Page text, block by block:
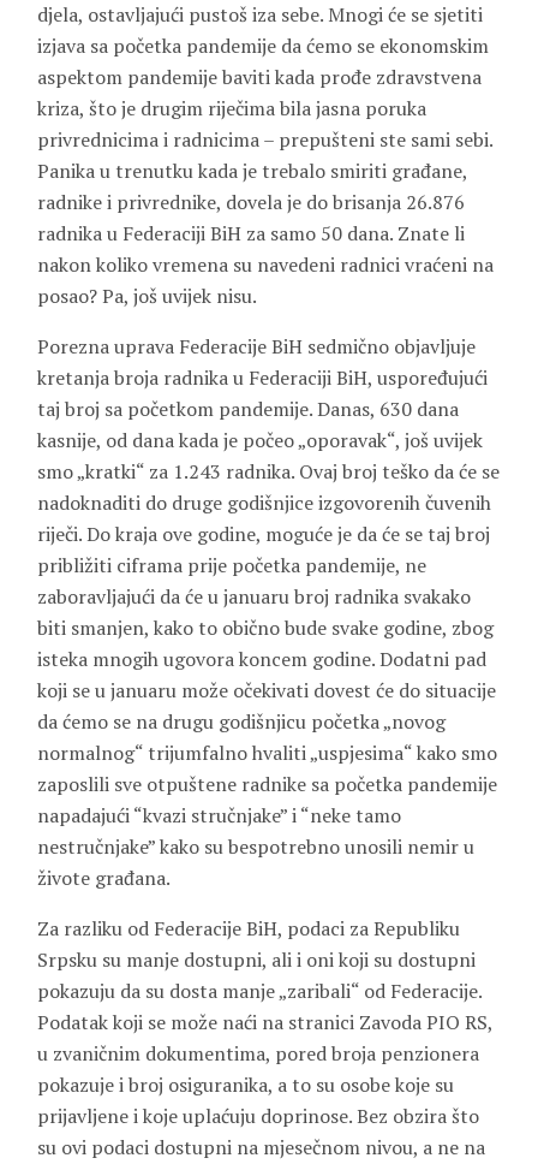
djela, ostavljajući pustoš iza sebe. Mnogi će se sjetiti
izjava sa početka pandemije da ćemo se ekonomskim
aspektom pandemije baviti kada prođe zdravstvena
kriza, što je drugim riječima bila jasna poruka
privrednicima i radnicima – prepušteni ste sami sebi.
Panika u trenutku kada je trebalo smiriti građane,
radnike i privrednike, dovela je do brisanja 26.876
radnika u Federaciji BiH za samo 50 dana. Znate li
nakon koliko vremena su navedeni radnici vraćeni na
posao? Pa, još uvijek nisu.
Porezna uprava Federacije BiH sedmično objavljuje
kretanja broja radnika u Federaciji BiH, uspoređujući
taj broj sa početkom pandemije. Danas, 630 dana
kasnije, od dana kada je počeo „oporavak“, još uvijek
smo „kratki“ za 1.243 radnika. Ovaj broj teško da će se
nadoknaditi do druge godišnjice izgovorenih čuvenih
riječi. Do kraja ove godine, moguće je da će se taj broj
približiti ciframa prije početka pandemije, ne
zaboravljajući da će u januaru broj radnika svakako
biti smanjen, kako to obično bude svake godine, zbog
isteka mnogih ugovora koncem godine. Dodatni pad
koji se u januaru može očekivati dovest će do situacije
da ćemo se na drugu godišnjicu početka „novog
normalnog“ trijumfalno hvaliti „uspjesima“ kako smo
zaposlili sve otpuštene radnike sa početka pandemije
napadajući “kvazi stručnjake” i “neke tamo
nestručnjake” kako su bespotrebno unosili nemir u
živote građana.
Za razliku od Federacije BiH, podaci za Republiku
Srpsku su manje dostupni, ali i oni koji su dostupni
pokazuju da su dosta manje „zaribali“ od Federacije.
Podatak koji se može naći na stranici Zavoda PIO RS,
u zvaničnim dokumentima, pored broja penzionera
pokazuje i broj osiguranika, a to su osobe koje su
prijavljene i koje uplaćuju doprinose. Bez obzira što
su ovi podaci dostupni na mjesečnom nivou, a ne na